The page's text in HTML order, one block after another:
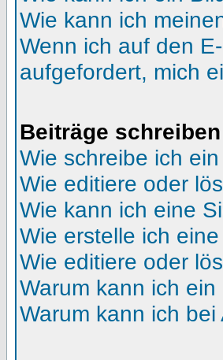
Wie kann ich
Wenn ich auf den
aufgefordert, mich
Beiträge schreiben
Wie schreibe ich
Wie editiere oder
Wie kann ich eine
Wie erstelle ich
Wie editiere oder
Warum kann ich
Warum kann ich